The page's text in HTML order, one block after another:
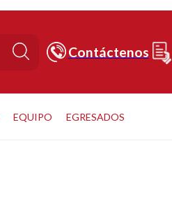
Contáctenos
EQUIPO EGRESADOS